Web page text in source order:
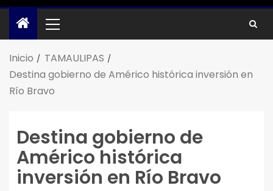
Inicio
TAMAULIPAS
Destina gobierno de Américo histórica inversión en
Río Bravo
Destina gobierno de
Américo histórica
inversión en Río Bravo